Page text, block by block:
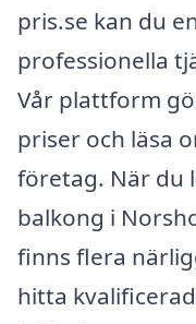
pris.se kan du
professionella
Vår plattform
priser och läsa
företag. När du
balkong i
finns flera
hitta